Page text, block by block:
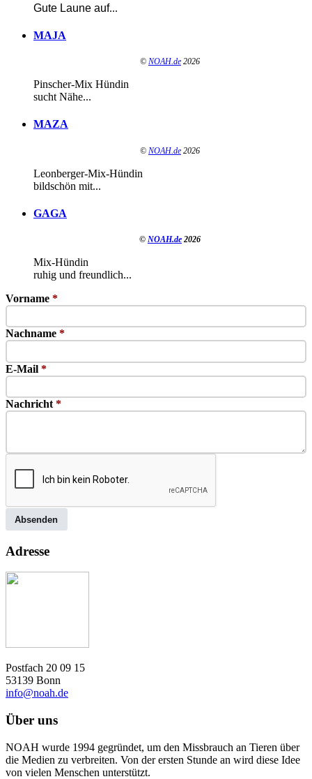
Gute Laune auf...
MAJA
© NOAH.de 2026
Pinscher-Mix Hündin
sucht Nähe...
MAZA
© NOAH.de 2026
Leonberger-Mix-Hündin
bildschön mit...
GAGA
© NOAH.de 2026
Mix-Hündin
ruhig und freundlich...
Vorname *
Nachname *
E-Mail *
Nachricht *
Absenden
Adresse
Postfach 20 09 15
53139 Bonn
info@noah.de
Über uns
NOAH wurde 1994 gegründet, um den Missbrauch an Tieren über
die Medien zu verbreiten. Von der ersten Stunde an wird diese Idee
von vielen Menschen unterstützt.